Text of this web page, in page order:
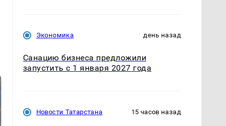
Экономика день назад
Санацию бизнеса предложили
запустить с 1 января 2027 года
Новости Татарстана 15 часов назад